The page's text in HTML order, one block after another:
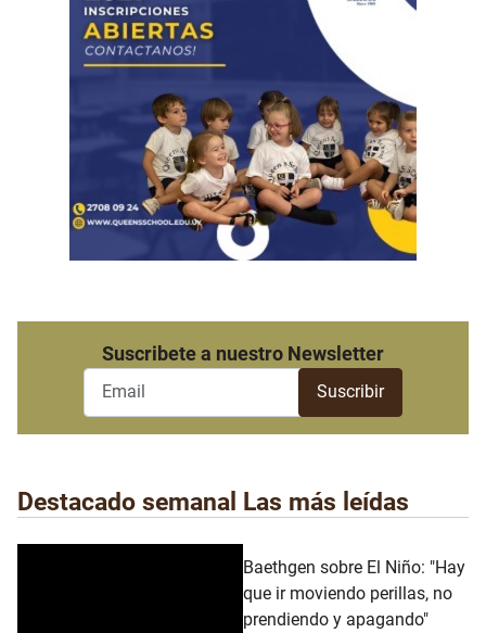
Suscribete a nuestro Newsletter
Destacado semanal Las más leídas
Baethgen sobre El Niño: "Hay
que ir moviendo perillas, no
prendiendo y apagando"